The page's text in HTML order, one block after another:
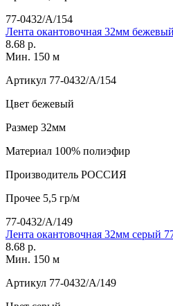
77-0432/А/154
Лента окантовочная 32мм
8.68 р.
Мин. 150 м
Артикул 77-0432/А/154
Цвет бежевый
Размер 32мм
Материал 100% полиэфир
Производитель РОССИЯ
Прочее 5,5 гр/м
77-0432/А/149
Лента окантовочная 32мм серый
8.68 р.
Мин. 150 м
Артикул 77-0432/А/149